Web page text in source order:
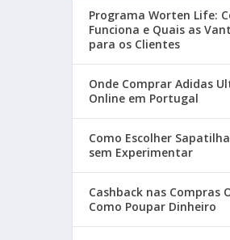
Programa Worten Life:
Funciona e Quais as
para os Clientes
Onde Comprar Adidas
Online em Portugal
Como Escolher
sem Experimentar
Cashback nas Compras
Como Poupar Dinheiro